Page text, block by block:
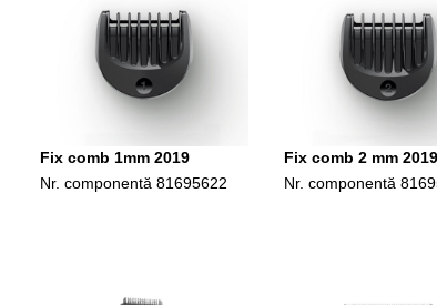
Fix comb 1mm 2019
Nr. componentă 81695622
Fix comb 2 mm
Nr. componentă